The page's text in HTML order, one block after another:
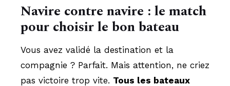
Navire contre navire : le match
pour choisir le bon bateau
Vous avez validé la destination et la
compagnie ? Parfait. Mais attention, ne criez
pas victoire trop vite. Tous les bateaux